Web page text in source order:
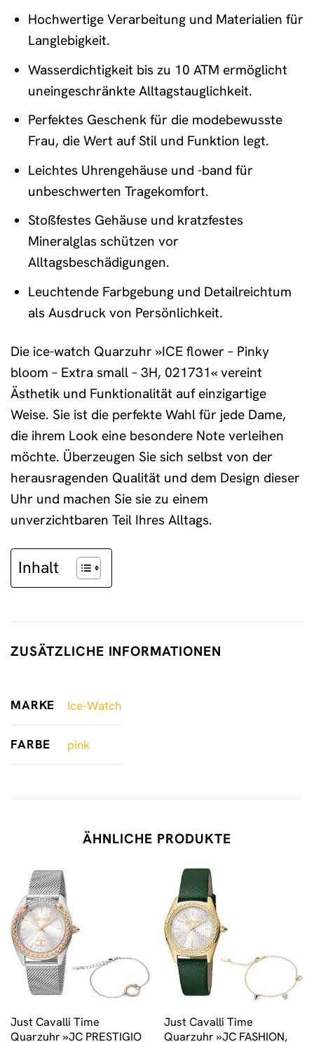
Hochwertige Verarbeitung und Materialien für
Langlebigkeit.
Wasserdichtigkeit bis zu 10 ATM ermöglicht
uneingeschränkte Alltagstauglichkeit.
Perfektes Geschenk für die modebewusste
Frau, die Wert auf Stil und Funktion legt.
Leichtes Uhrengehäuse und -band für
unbeschwerten Tragekomfort.
Stoßfestes Gehäuse und kratzfestes
Mineralglas schützen vor
Alltagsbeschädigungen.
Leuchtende Farbgebung und Detailreichtum
als Ausdruck von Persönlichkeit.
Die ice-watch Quarzuhr »ICE flower – Pinky
bloom – Extra small – 3H, 021731« vereint
Ästhetik und Funktionalität auf einzigartige
Weise. Sie ist die perfekte Wahl für jede Dame,
die ihrem Look eine besondere Note verleihen
möchte. Überzeugen Sie sich selbst von der
herausragenden Qualität und dem Design dieser
Uhr und machen Sie sie zu einem
unverzichtbaren Teil Ihres Alltags.
Inhalt
ZUSÄTZLICHE INFORMATIONEN
MARKE Ice-Watch
FARBE pink
ÄHNLICHE PRODUKTE
Just Cavalli Time
Quarzuhr »JC PRESTIGIO
Just Cavalli Time
Quarzuhr »JC FASHION,